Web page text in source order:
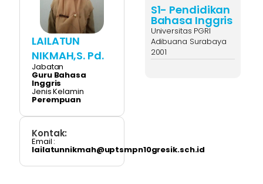
LAILATUN
NIKMAH,S. Pd.
Jabatan
Guru Bahasa
Inggris
Jenis Kelamin
Perempuan
Kontak:
Email :
lailatunnikmah@uptsmpn10gresik.sch.id
S1- Pendidikan
Bahasa Inggris
Universitas PGRI
Adibuana Surabaya
2001